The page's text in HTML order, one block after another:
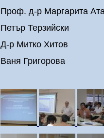
Проф. д-р Маргарита
Петър Терзийски
Д-р Митко Хитов
Ваня Григорова